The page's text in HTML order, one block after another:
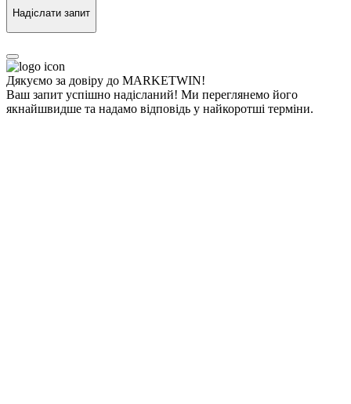
Надіслати запит
Дякуємо за довіру до MARKETWIN!
Ваш запит успішно надісланий! Ми переглянемо його
якнайшвидше та надамо відповідь у найкоротші терміни.